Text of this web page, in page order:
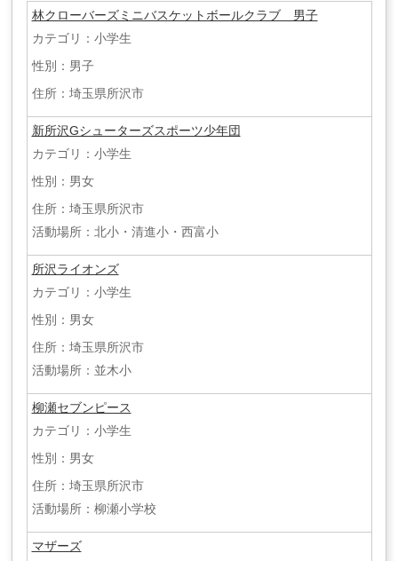
林クローバーズミニバスケットボールクラブ 男子
カテゴリ：小学生
性別：男子
住所：埼玉県所沢市
新所沢Gシューターズスポーツ少年団
カテゴリ：小学生
性別：男女
住所：埼玉県所沢市
活動場所：北小・清進小・西富小
所沢ライオンズ
カテゴリ：小学生
性別：男女
住所：埼玉県所沢市
活動場所：並木小
柳瀬セブンピース
カテゴリ：小学生
性別：男女
住所：埼玉県所沢市
活動場所：柳瀬小学校
マザーズ